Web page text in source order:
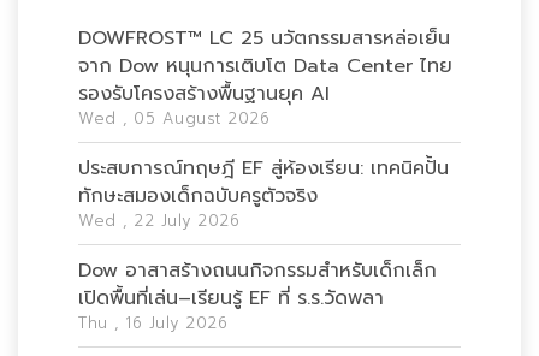
DOWFROST™ LC 25 นวัตกรรมสารหล่อเย็น
จาก Dow หนุนการเติบโต Data Center ไทย
รองรับโครงสร้างพื้นฐานยุค AI
Wed , 05 August 2026
ประสบการณ์ทฤษฎี EF สู่ห้องเรียน: เทคนิคปั้น
ทักษะสมองเด็กฉบับครูตัวจริง
Wed , 22 July 2026
Dow อาสาสร้างถนนกิจกรรมสำหรับเด็กเล็ก
เปิดพื้นที่เล่น–เรียนรู้ EF ที่ ร.ร.วัดพลา
Thu , 16 July 2026